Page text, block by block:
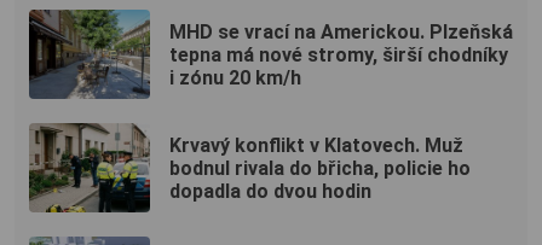
MHD se vrací na Americkou. Plzeňská
tepna má nové stromy, širší chodníky
i zónu 20 km/h
Krvavý konflikt v Klatovech. Muž
bodnul rivala do břicha, policie ho
dopadla do dvou hodin